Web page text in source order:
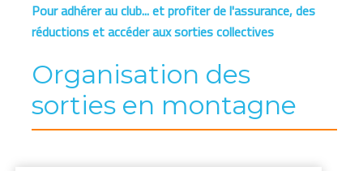
Pour adhérer au club... et profiter de l'assurance, des
réductions et accéder aux sorties collectives
Organisation des
sorties en montagne